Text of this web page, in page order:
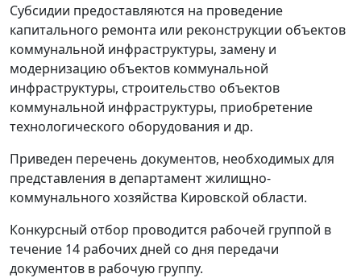
Субсидии предоставляются на проведение
капитального ремонта или реконструкции объектов
коммунальной инфраструктуры, замену и
модернизацию объектов коммунальной
инфраструктуры, строительство объектов
коммунальной инфраструктуры, приобретение
технологического оборудования и др.
Приведен перечень документов, необходимых для
представления в департамент жилищно-
коммунального хозяйства Кировской области.
Конкурсный отбор проводится рабочей группой в
течение 14 рабочих дней со дня передачи
документов в рабочую группу.